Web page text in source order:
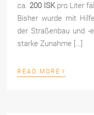
ca. 200 ISKpro Liter
Bisher wurde mit
der Straßenbau und -
starke Zunahme […]
READ MORE ›